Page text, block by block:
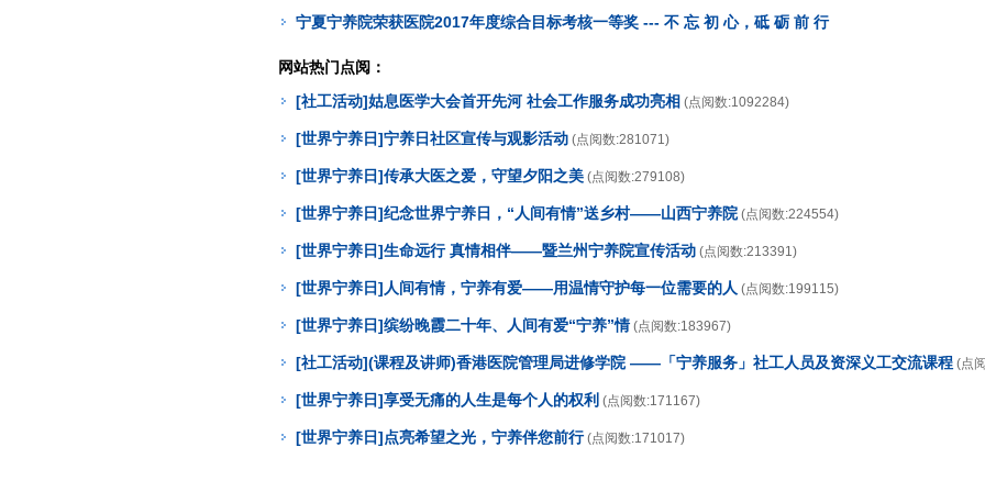
宁夏宁养院荣获医院2017年度综合目标考核一等奖 --- 不 忘 初 心，砥 砺 前 行
网站热门点阅：
[社工活动]姑息医学大会首开先河 社会工作服务成功亮相 (点阅数:1092284)
[世界宁养日]宁养日社区宣传与观影活动 (点阅数:281071)
[世界宁养日]传承大医之爱，守望夕阳之美 (点阅数:279108)
[世界宁养日]纪念世界宁养日，“人间有情”送乡村——山西宁养院 (点阅数:224554)
[世界宁养日]生命远行 真情相伴——暨兰州宁养院宣传活动 (点阅数:213391)
[世界宁养日]人间有情，宁养有爱——用温情守护每一位需要的人 (点阅数:199115)
[世界宁养日]缤纷晚霞二十年、人间有爱“宁养”情 (点阅数:183967)
[社工活动](课程及讲师)香港医院管理局进修学院 ——「宁养服务」社工人员及资深义工交流课程 (点
[世界宁养日]享受无痛的人生是每个人的权利 (点阅数:171167)
[世界宁养日]点亮希望之光，宁养伴您前行 (点阅数:171017)